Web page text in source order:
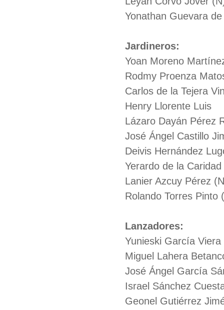
Yonathan Guevara
Jardineros:
Yoan Moreno
Rodmy Proenza
Carlos de la Tejera
Henry Llorente Luis
Lázaro Dayán Pérez
José Ángel Castillo
Deivis Hernández
Yerardo de la
Lanier Azcuy Pérez
Rolando Torres Pinto
Lanzadores:
Yunieski García Viera
Miguel Lahera
José Ángel García
Israel Sánchez
Geonel Gutiérrez